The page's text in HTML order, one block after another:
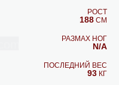
РОСТ
188 СМ
РАЗМАХ НОГ
N/A
ПОСЛЕДНИЙ ВЕС
93 КГ